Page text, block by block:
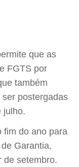
que as
FGTS por
também
postergadas
julho.
fim do ano para
Garantia,
de setembro.